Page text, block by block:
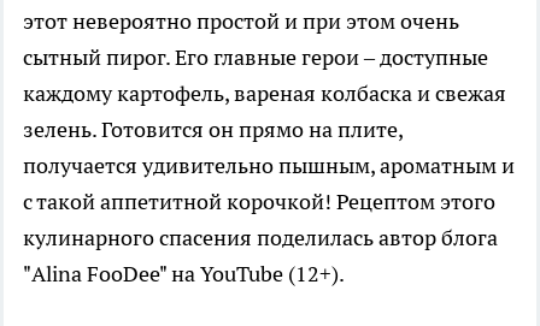
этот невероятно простой и при этом очень
сытный пирог. Его главные герои – доступные
каждому картофель, вареная колбаска и свежая
зелень. Готовится он прямо на плите,
получается удивительно пышным, ароматным и
с такой аппетитной корочкой! Рецептом этого
кулинарного спасения поделилась автор блога
"Alina FooDee" на YouTube (12+).